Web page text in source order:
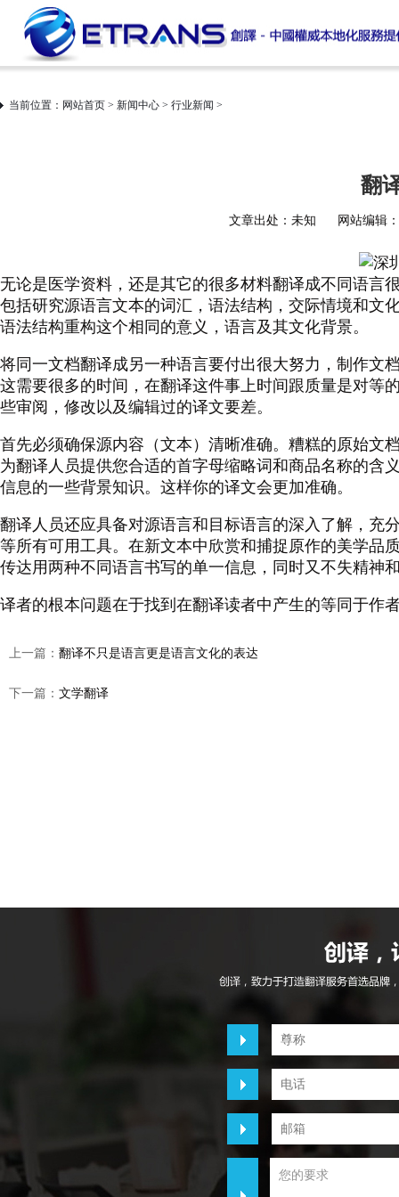
当前位置： 网站首页 > 新闻中心 > 行业新闻 >
翻
文章出处：未知 网站编辑
无论是医学资料，还是其它的很多材料翻译成不同语言
包括研究源语言文本的词汇，语法结构，交际情境和文
语法结构重构这个相同的意义，语言及其文化背景。
将同一文档翻译成另一种语言要付出很大努力， 制作文
这需要很多的时间，在翻译这件事上时间跟质量是对等
些审阅，修改以及编辑过的译文要差。
首先必须确保源内容（文本）清晰准确。糟糕的原始文
为翻译人员提供您合适的首字母缩略词和商品名称的含
信息的一些背景知识。这样你的译文会更加准确。
翻译人员还应具备对源语言和目标语言的深入了解，充
等所有可用工具。在新文本中欣赏和捕捉原作的美学品
传达用两种不同语言书写的单一信息，同时又不失精神
译者的根本问题在于找到在翻译读者中产生的等同于作
上一篇： 翻译不只是语言更是语言文化的表达
下一篇： 文学翻译